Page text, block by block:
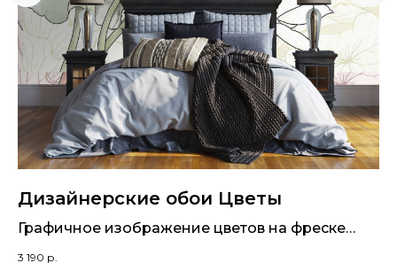
Дизайнерские обои Цветы
Графичное изображение цветов на фреске
3 190 р.